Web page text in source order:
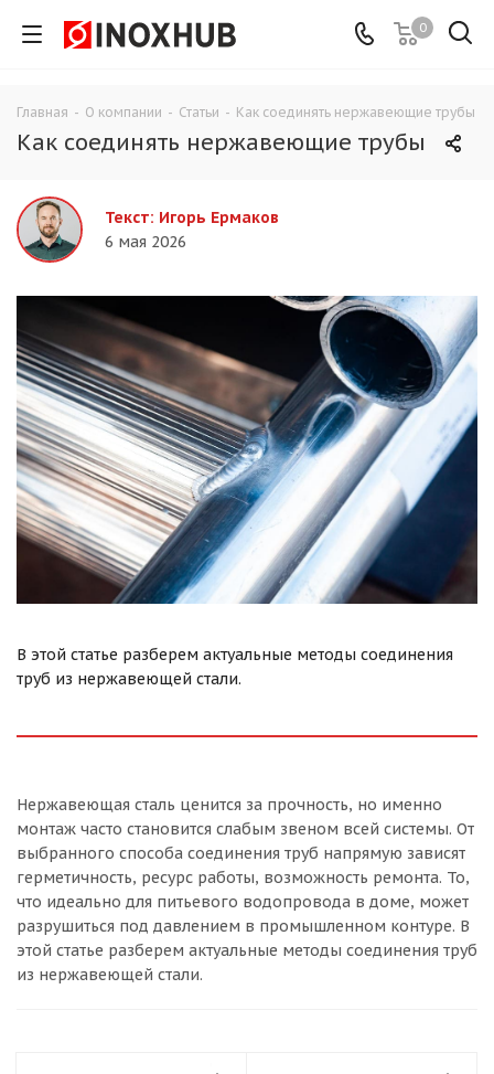
0
Главная - О компании - Статьи - Как соединять нержавеющие трубы
Как соединять нержавеющие трубы
Текст: Игорь Ермаков
6 мая 2026
В этой статье разберем актуальные методы соединения
труб из нержавеющей стали.
Нержавеющая сталь ценится за прочность, но именно
монтаж часто становится слабым звеном всей системы. От
выбранного способа соединения труб напрямую зависят
герметичность, ресурс работы, возможность ремонта. То,
что идеально для питьевого водопровода в доме, может
разрушиться под давлением в промышленном контуре. В
этой статье разберем актуальные методы соединения труб
из нержавеющей стали.